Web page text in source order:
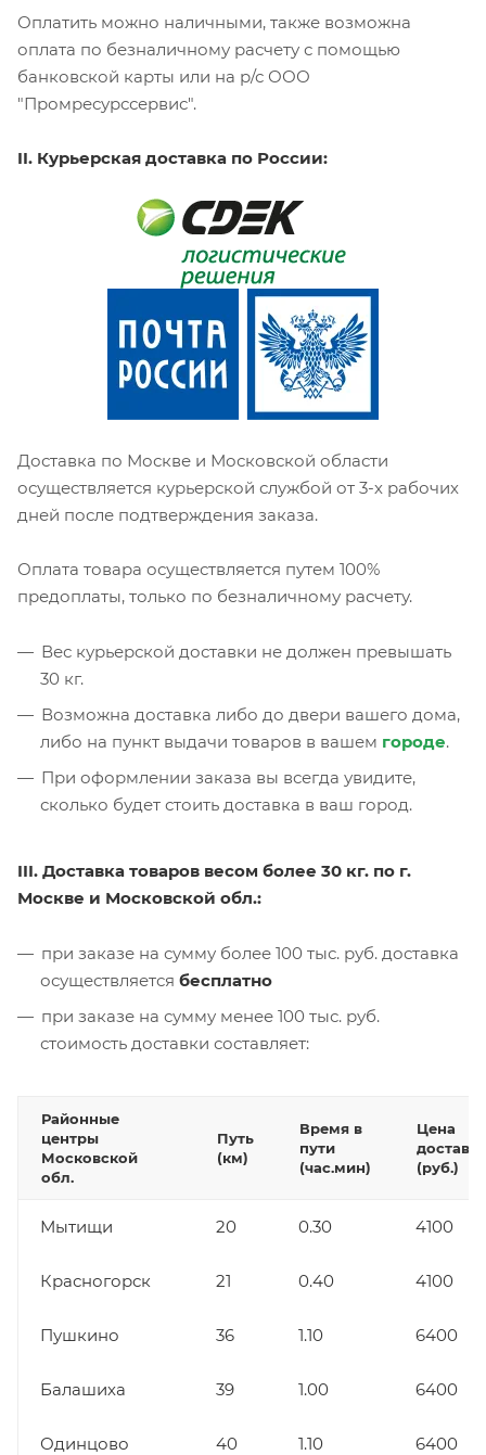
Оплатить можно наличными, также возможна
оплата по безналичному расчету с помощью
банковской карты или на р/с ООО
"Промресурссервис".
II. Курьерская доставка по России:
Доставка по Москве и Московской области
осуществляется курьерской службой от 3-х рабочих
дней после подтверждения заказа.
Оплата товара осуществляется путем 100%
предоплаты, только по безналичному расчету.
Вес курьерской доставки не должен превышать
30 кг.
Возможна доставка либо до двери вашего дома,
либо на пункт выдачи товаров в вашем городе.
При оформлении заказа вы всегда увидите,
сколько будет стоить доставка в ваш город.
III. Доставка товаров весом более 30 кг. по г.
Москве и Московской обл.:
при заказе на сумму более 100 тыс. руб. доставка
осуществляется бесплатно
при заказе на сумму менее 100 тыс. руб.
стоимость доставки составляет:
Районные
центры
Московской
обл.
Путь
(км)
Время в
пути
(час.мин)
Цена
(руб.)
Мытищи 20 0.30 4100
Красногорск 21 0.40 4100
Пушкино 36 1.10 6400
Балашиха 39 1.00 6400
Одинцово 40 1.10 6400